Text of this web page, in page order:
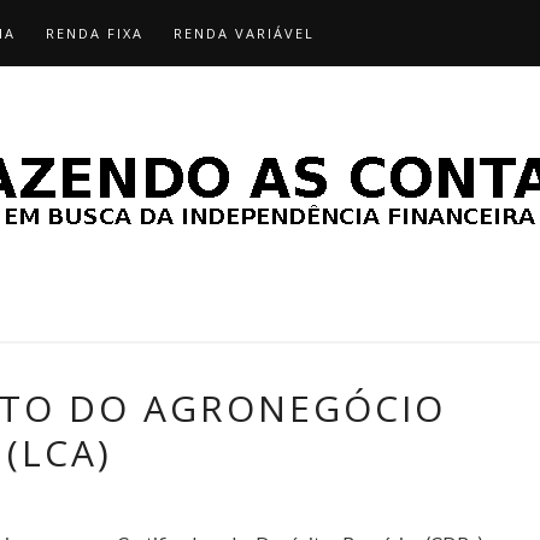
RENDA FIXA RENDA VARIÁVEL
DO AGRONEGÓCIO
(LCA)